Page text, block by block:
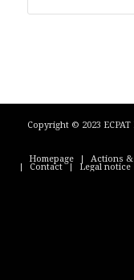
Copyright © 2023
Homepage Actions
Contact Legal notice